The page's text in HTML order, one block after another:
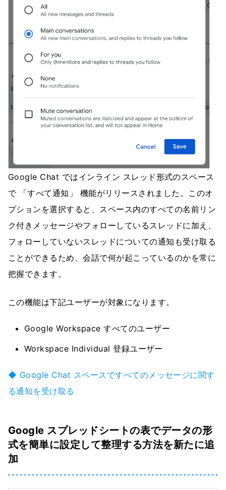
Google Chat ではインライン スレッド形式のスペース
で 「すべて通知」 機能がリリースされました。このオ
プションを選択すると、スペース内のすべての名前リン
ク付きメッセージやフォローしているスレッドに加え、
フォローしていないスレッドについての通知も受け取る
ことができるため、会話で何が起こっているのかを常に
把握できます。
この機能は下記ユーザーが対象になります。
Google Workspace すべてのユーザー
Workspace Individual 登録ユーザー
◆ Google Chat スペースですべてのメッセージに関す
る通知を受け取る
Google スプレッドシートの表でデータの形
式を簡単に設定して整理する方法を新たに追
加